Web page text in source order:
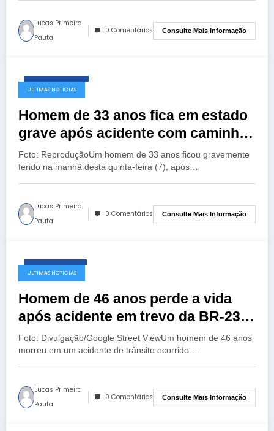
Lucas Primeira
Pauta
0 Comentários Consulte Mais Informação
agosto 8, 2025
ULTIMAS NOTICIAS
Homem de 33 anos fica em estado
grave após acidente com caminhão
em Araguaína
Foto: ReproduçãoUm homem de 33 anos ficou gravemente
ferido na manhã desta quinta-feira (7), após…
Lucas Primeira
Pauta
0 Comentários Consulte Mais Informação
julho 29, 2025
ULTIMAS NOTICIAS
Homem de 46 anos perde a vida
após acidente em trevo da BR-230
no norte do Tocantins
Foto: Divulgação/Google Street ViewUm homem de 46 anos
morreu em um acidente de trânsito ocorrido…
Lucas Primeira
Pauta
0 Comentários Consulte Mais Informação